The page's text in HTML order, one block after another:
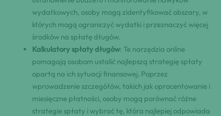
wydatkowych, osoby mogą zidentyfikować obszary, w
których mogą ograniczyć wydatki i przeznaczyć więcej
środków na spłatę długów.
Kalkulatory spłaty długów: Te narzędzia online
pomagają osobom ustalić najlepszą strategię spłaty
opartą na ich sytuacji finansowej. Poprzez
wprowadzenie szczegółów, takich jak oprocentowanie i
miesięczne płatności, osoby mogą porównać różne
strategie spłaty i wybrać tę, która najlepiej odpowiada